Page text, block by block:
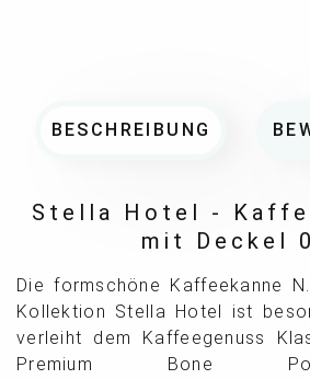
BESCHREIBUNG
Stella Hotel -
mit Deckel
Die formschöne Kaffeekanne
Kollektion Stella Hotel ist
verleiht dem Kaffeegenuss
Premium Bone